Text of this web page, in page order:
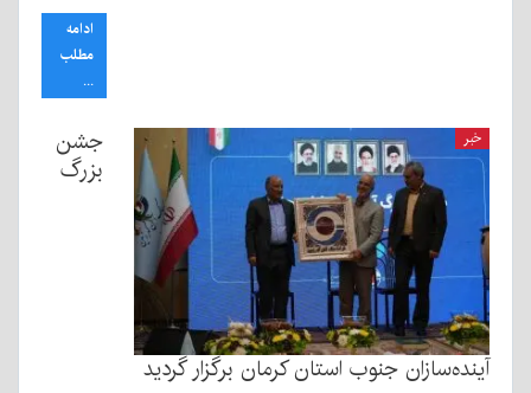
ادامه
مطلب
...
خبر
جشن
بزرگ
آینده‌سازان جنوب استان کرمان برگزار گردید